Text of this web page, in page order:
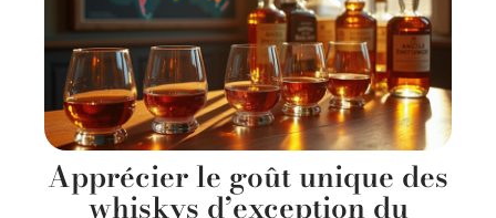
Apprécier le goût unique des
whiskys d’exception du